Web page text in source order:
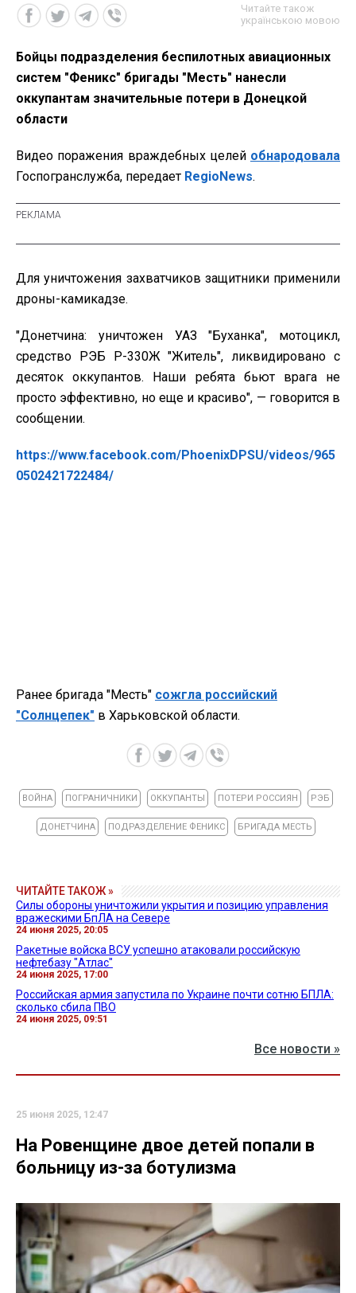
Читайте також
українською мовою
Бойцы подразделения беспилотных авиационных
систем "Феникс" бригады "Месть" нанесли
оккупантам значительные потери в Донецкой
области
Видео поражения враждебных целей обнародовала
Госпогранслужба, передает RegioNews.
Для уничтожения захватчиков защитники применили
дроны-камикадзе.
"Донетчина: уничтожен УАЗ "Буханка", мотоцикл,
средство РЭБ Р-330Ж "Житель", ликвидировано с
десяток оккупантов. Наши ребята бьют врага не
просто эффективно, но еще и красиво", — говорится в
сообщении.
https://www.facebook.com/PhoenixDPSU/videos/965
0502421722484/
Ранее бригада "Месть" сожгла российский
"Солнцепек" в Харьковской области.
ВОЙНА ПОГРАНИЧНИКИ ОККУПАНТЫ ПОТЕРИ РОССИЯН РЭБ
ДОНЕТЧИНА ПОДРАЗДЕЛЕНИЕ ФЕНИКС БРИГАДА МЕСТЬ
ЧИТАЙТЕ ТАКОЖ »
Силы обороны уничтожили укрытия и позицию управления
вражескими БпЛА на Севере
24 июня 2025, 20:05
Ракетные войска ВСУ успешно атаковали российскую
нефтебазу "Атлас"
24 июня 2025, 17:00
Российская армия запустила по Украине почти сотню БПЛА:
сколько сбила ПВО
24 июня 2025, 09:51
Все новости »
25 июня 2025, 12:47
На Ровенщине двое детей попали в
больницу из-за ботулизма